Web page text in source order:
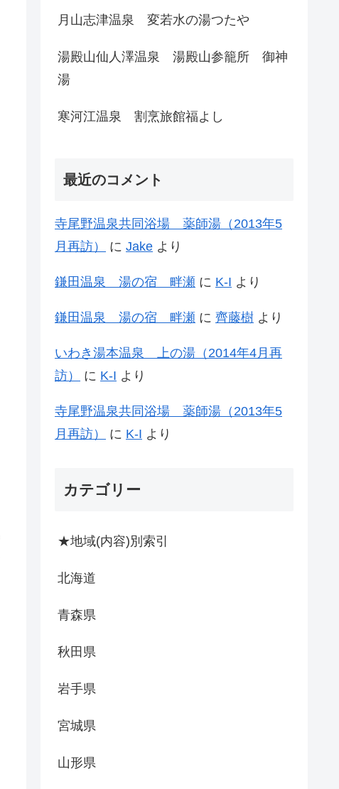
月山志津温泉 変若水の湯つたや
湯殿山仙人澤温泉 湯殿山参籠所 御神
湯
寒河江温泉 割烹旅館福よし
最近のコメント
寺尾野温泉共同浴場 薬師湯（2013年5
月再訪）
に Jake より
鎌田温泉 湯の宿 畔瀬 に K-I より
鎌田温泉 湯の宿 畔瀬 に 齊藤樹 より
いわき湯本温泉 上の湯（2014年4月再
訪）
に K-I より
寺尾野温泉共同浴場 薬師湯（2013年5
月再訪）
に K-I より
カテゴリー
★地域(内容)別索引
北海道
青森県
秋田県
岩手県
宮城県
山形県